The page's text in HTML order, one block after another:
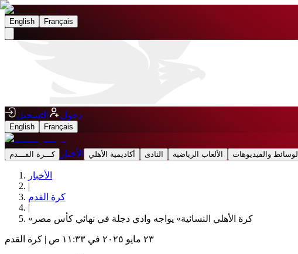
English Français
دخول التسجيل
English Français
كـــرة القـــدم الأخبار أكاديمية الأهلي النادى الألعاب الرياضية الوسائط والفيديوهات
الأخبار
|
كرة القدم
|
‎«كرة الأهلي النسائية» يواجه وادي دجلة في نهائي كأس مصر
٢٣ مايو ٢٠٢٥ في ١١:٣٣ ص | كرة القدم